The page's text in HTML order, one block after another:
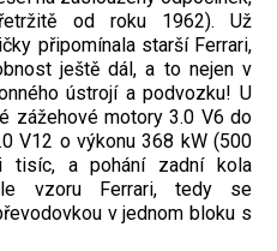
od roku 1962). Už
připomínala starší Ferrari,
ještě dál, a to nejen v
ústrojí a podvozku! U
zážehové motory 3.0 V6 do
V12 o výkonu 368 kW (500
tisíc, a pohání zadní kola
vzoru Ferrari, tedy se
v jednom bloku s